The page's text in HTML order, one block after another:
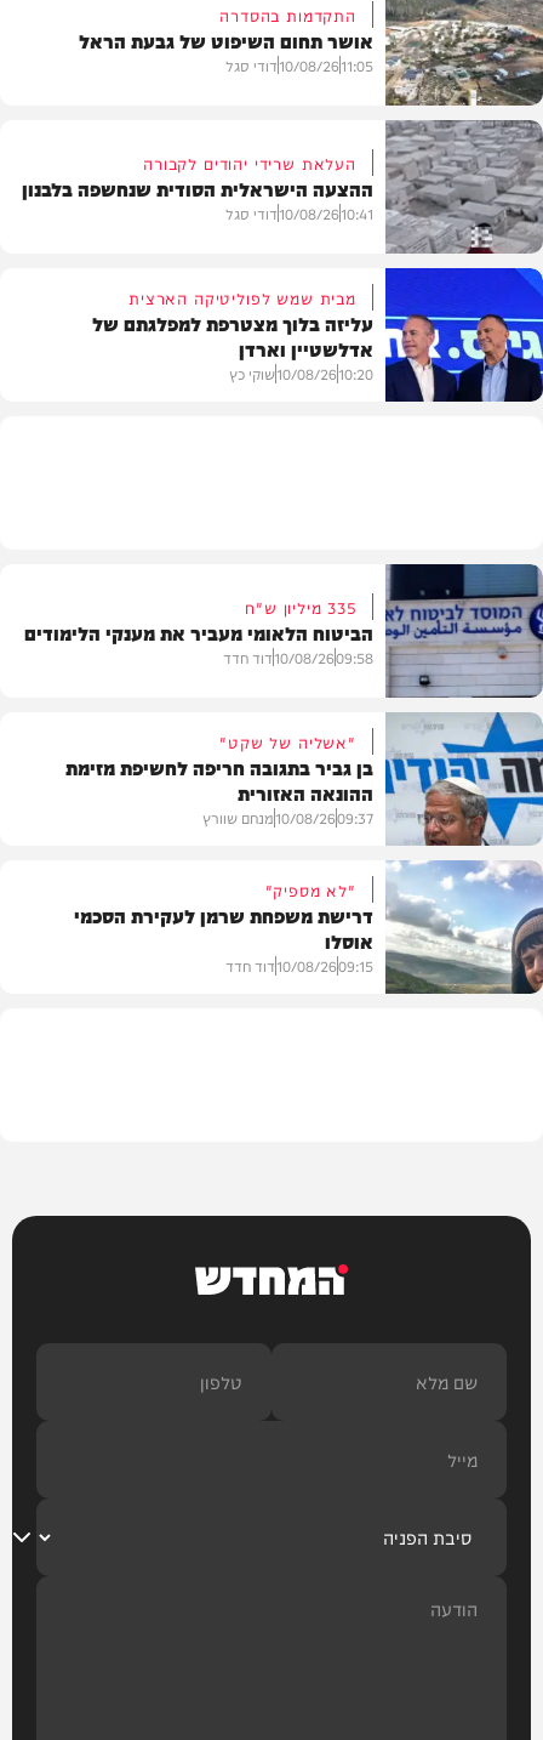
חדשות
התקדמות בהסדרה
אושר תחום השיפוט של גבעת הראל
11:05
10/08/26דודי סגל
חדשות
העלאת שרידי יהודים לקבורה
ההצעה הישראלית הסודית שנחשפה בלבנון
10:41
10/08/26דודי סגל
מבית שמש לפוליטיקה הארצית
עליזה בלוך מצטרפת למפלגתם של
אדלשטיין וארדן
10:20
10/08/26שוקי כץ
חדשות
335 מיליון ש"ח
הביטוח הלאומי מעביר את מענקי הלימודים
09:58
10/08/26דוד חדד
חדשות
"אשליה של שקט"
בן גביר בתגובה חריפה לחשיפת מזימת
ההונאה האזורית
09:37
10/08/26מנחם שוורץ
"לא מספיק"
דרישת משפחת שרמן לעקירת הסכמי
אוסלו
09:15
10/08/26דוד חדד
המחדש